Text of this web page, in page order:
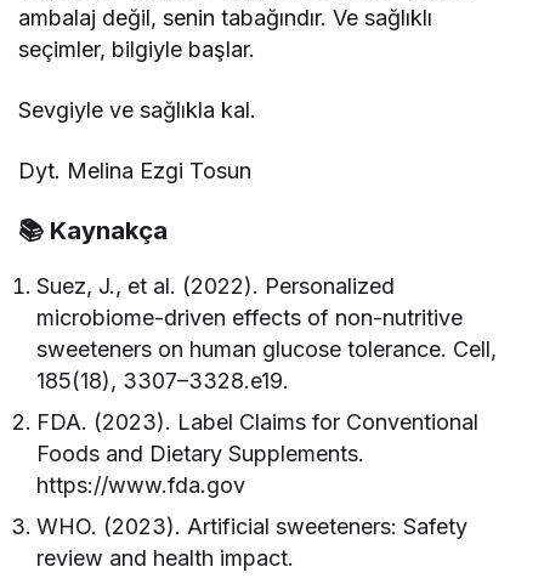
ambalaj değil, senin tabağındır. Ve sağlıklı
seçimler, bilgiyle başlar.
Sevgiyle ve sağlıkla kal.
Dyt. Melina Ezgi Tosun
📚 Kaynakça
Suez, J., et al. (2022). Personalized
microbiome-driven effects of non-nutritive
sweeteners on human glucose tolerance. Cell,
185(18), 3307–3328.e19.
FDA. (2023). Label Claims for Conventional
Foods and Dietary Supplements.
https://www.fda.gov
WHO. (2023). Artificial sweeteners: Safety
review and health impact.